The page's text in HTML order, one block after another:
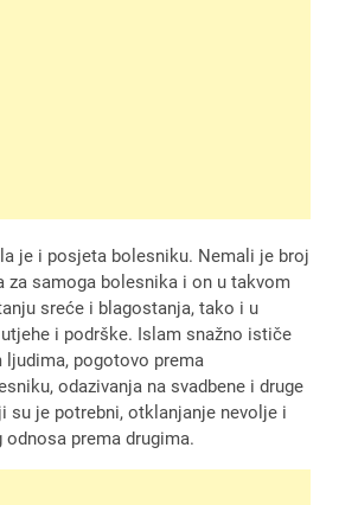
je i posjeta bolesniku. Nemali je broj
samoga bolesnika i on u takvom
sreće i blagostanja, tako i u
i podrške. Islam snažno ističe
ljudima, pogotovo prema
odazivanja na svadbene i druge
su je potrebni, otklanjanje nevolje i
prema drugima.